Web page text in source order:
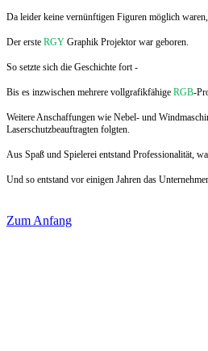
Da leider keine vernünftigen Figuren möglich
Der erste RGY Graphik Projektor war geboren.
So setzte sich die Geschichte fort -
Bis es inzwischen mehrere vollgrafikfähige RGB-
Weitere Anschaffungen wie Nebel- und
Laserschutzbeauftragten folgten.
Aus Spaß und Spielerei entstand Professionalität,
Und so entstand vor einigen Jahren das
Zum Anfang